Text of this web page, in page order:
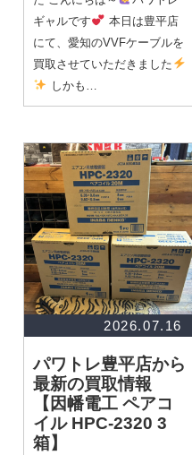
ギャルです
本日は豊平店
にて、愛知のVVFケーブルを
買取させていただきました
しかも…
2026.07.16
パワトレ豊平店から
最新の買取情報
【因幡電工 ペアコ
イル HPC-2320 3
箱】